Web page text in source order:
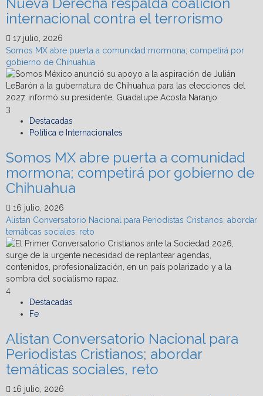
Nueva Derecha respalda coalición
internacional contra el terrorismo
17 julio, 2026
Somos MX abre puerta a comunidad mormona; competirá por
gobierno de Chihuahua
3
Destacadas
Política e Internacionales
Somos MX abre puerta a comunidad
mormona; competirá por gobierno de
Chihuahua
16 julio, 2026
Alistan Conversatorio Nacional para Periodistas Cristianos; abordar
temáticas sociales, reto
4
Destacadas
Fe
Alistan Conversatorio Nacional para
Periodistas Cristianos; abordar
temáticas sociales, reto
16 julio, 2026